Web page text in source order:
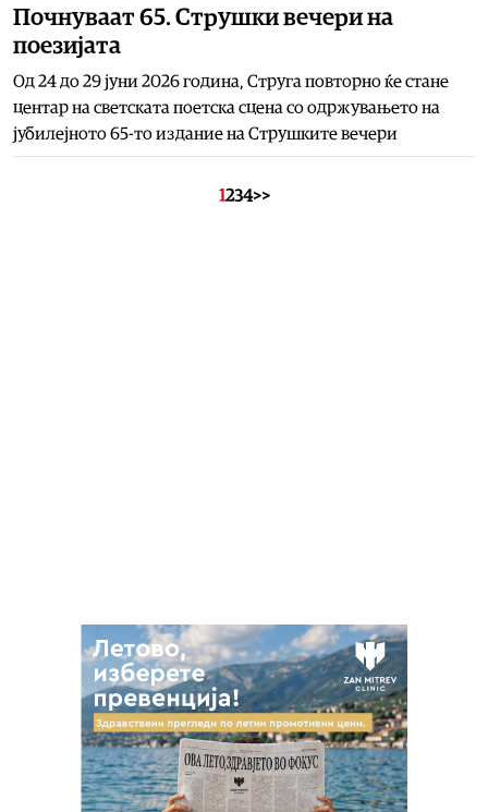
Почнуваат 65. Струшки вечери на
поезијата
Од 24 до 29 јуни 2026 година, Струга повторно ќе стане
центар на светската поетска сцена со одржувањето на
јубилејното 65-то издание на Струшките вечери
1234>>